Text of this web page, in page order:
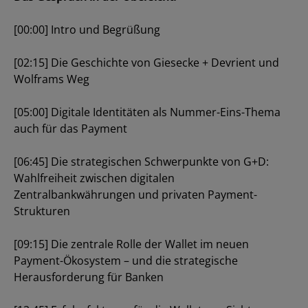
[00:00] Intro und Begrüßung
[02:15] Die Geschichte von Giesecke + Devrient und
Wolframs Weg
[05:00] Digitale Identitäten als Nummer-Eins-Thema
auch für das Payment
[06:45] Die strategischen Schwerpunkte von G+D:
Wahlfreiheit zwischen digitalen
Zentralbankwährungen und privaten Payment-
Strukturen
[09:15] Die zentrale Rolle der Wallet im neuen
Payment-Ökosystem – und die strategische
Herausforderung für Banken